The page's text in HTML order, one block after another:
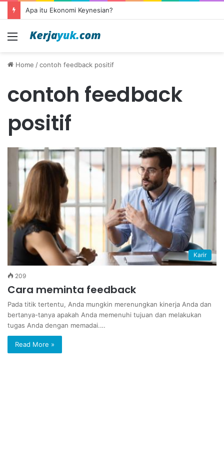
Apa itu Ekonomi Keynesian?
Menu
Home /contoh feedback positif
contoh feedback
positif
Karir
209
Cara meminta feedback
Pada titik tertentu, Anda mungkin merenungkan kinerja Anda dan
bertanya-tanya apakah Anda memenuhi tujuan dan melakukan
tugas Anda dengan memadai.…
Read More »